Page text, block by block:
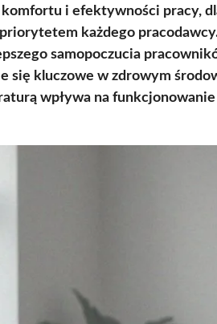
i efektywności pracy,
każdego
samopoczucia
się kluczowe w zdrowym
wpływa na